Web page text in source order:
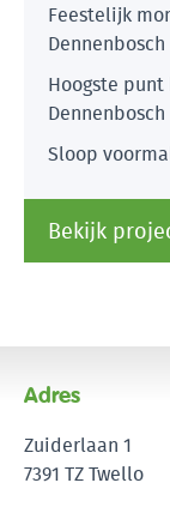
Feestelijk
Dennenbosch
Hoogste
Dennenbosch
Sloop
Bekijk
Adres
Zuiderlaan 1
7391 TZ Twello